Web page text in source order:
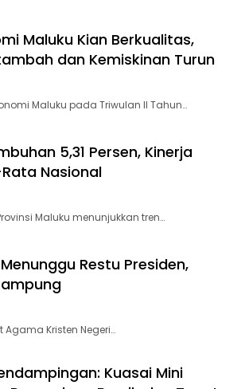
Maluku Kian Berkualitas,
dan Kemiskinan Turun
Maluku pada Triwulan II Tahun…
5,31 Persen, Kinerja
Nasional
Maluku menunjukkan tren…
Restu Presiden,
Agama Kristen Negeri…
Kuasai Mini